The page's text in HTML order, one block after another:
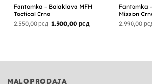
Fantomka – Balaklava MFH
Tactical Crna
2.550,00рсд Originalna
1.500,00рсд
cena
Fantomka
Mission
2.990,00
MALOPRODAJA